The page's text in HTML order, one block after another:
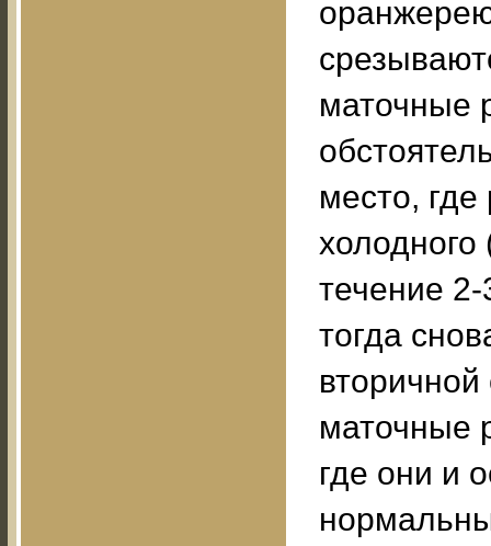
маточные
место,
холодного
течение 2-
тогда
вторичной
маточные
где они и